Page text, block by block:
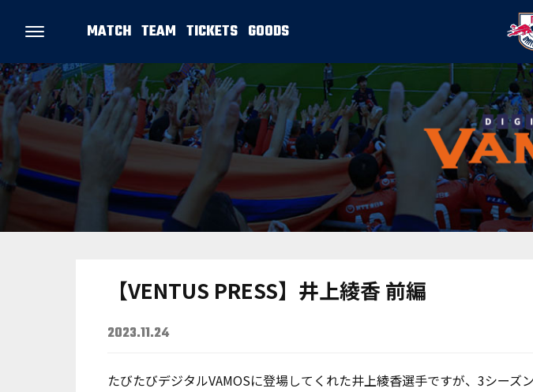
MATCH TEAM TICKETS GOODS
【VENTUS PRESS】井上綾香 前編
2023.11.24
たびたびデジタルVAMOSに登場してくれた井上綾香選手ですが、3シーズ